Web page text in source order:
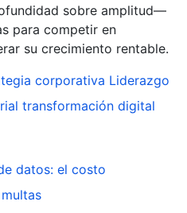
sobre amplitud—
para competir en
su crecimiento rentable.
corporativa Liderazgo
transformación digital
datos: el costo